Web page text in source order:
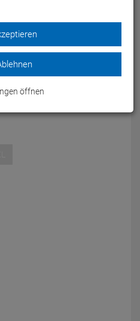
ist eine äußerst
Stretch Jogginghose.
öffnen